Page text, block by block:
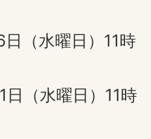
日（水曜日）11
日（水曜日）11